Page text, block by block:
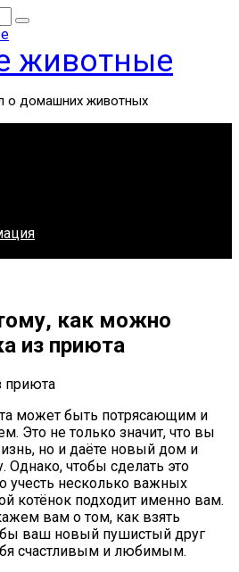
животные
о домашних животных
как можно
из приюта
может быть потрясающим и
Это не только значит, что вы
но и даёте новый дом и
чтобы сделать это
учесть несколько важных
котёнок подходит именно вам.
вам о том, как взять
ваш новый пушистый друг
счастливым и любимым.